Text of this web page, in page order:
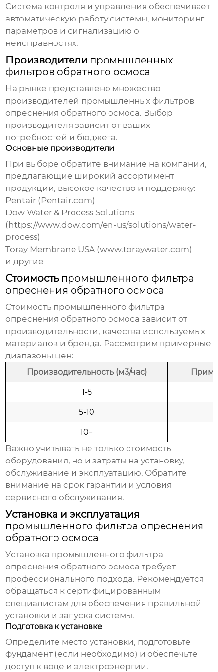
Система контроля и управления обеспечивает
автоматическую работу системы, мониторинг
параметров и сигнализацию о
неисправностях.
Производители промышленных
фильтров обратного осмоса
На рынке представлено множество
производителей промышленных фильтров
опреснения обратного осмоса. Выбор
производителя зависит от ваших
потребностей и бюджета.
Основные производители
При выборе обратите внимание на компании,
предлагающие широкий ассортимент
продукции, высокое качество и поддержку:
Pentair (Pentair.com)
Dow Water & Process Solutions
(https://www.dow.com/en-us/solutions/water-
process)
Toray Membrane USA (www.toraywater.com)
и другие
Стоимость промышленного фильтра
опреснения обратного осмоса
Стоимость промышленного фильтра
опреснения обратного осмоса зависит от
производительности, качества используемых
материалов и бренда. Рассмотрим примерные
диапазоны цен:
Производительность (м3/час)
1-5
5-10
10+
Важно учитывать не только стоимость
оборудования, но и затраты на установку,
обслуживание и эксплуатацию. Обратите
внимание на срок гарантии и условия
сервисного обслуживания.
Установка и эксплуатация
промышленного фильтра опреснения
обратного осмоса
Установка промышленного фильтра
опреснения обратного осмоса требует
профессионального подхода. Рекомендуется
обращаться к сертифицированным
специалистам для обеспечения правильной
установки и запуска системы.
Подготовка к установке
Определите место установки, подготовьте
фундамент (если необходимо) и обеспечьте
доступ к воде и электроэнергии.